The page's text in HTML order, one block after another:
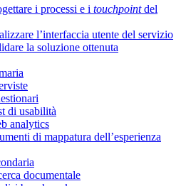
i processi e i touchpointdel
l’interfaccia utente del servizio
la soluzione ottenuta
di usabilità
analytics
di mappatura dell’esperienza
documentale